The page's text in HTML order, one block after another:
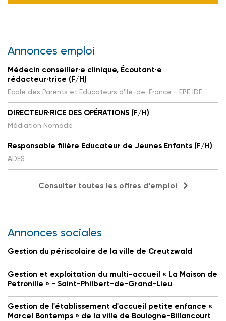
Annonces emploi
Médecin conseiller·e clinique, Écoutant·e
rédacteur·trice (F/H)
Ecole des Parents et Educateurs d'Ile-de-France - EPE IDF
DIRECTEUR·RICE DES OPÉRATIONS (F/H)
Médiation Nomade
Responsable filière Educateur de Jeunes Enfants (F/H)
ADES
Consulter toutes les offres d'emploi
Annonces sociales
Gestion du périscolaire de la ville de Creutzwald
Gestion et exploitation du multi-accueil « La Maison de
Petronille » - Saint-Philbert-de-Grand-Lieu
Gestion de l'établissement d'accueil petite enfance «
Marcel Bontemps » de la ville de Boulogne-Billancourt